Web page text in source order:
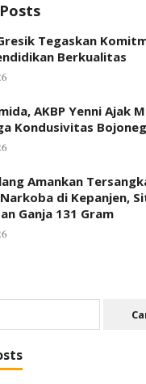
Tegaskan
Berkualitas
AKBP Yenni Ajak
Kondusivitas
Amankan
di Kepanjen,
Ganja 131 Gram